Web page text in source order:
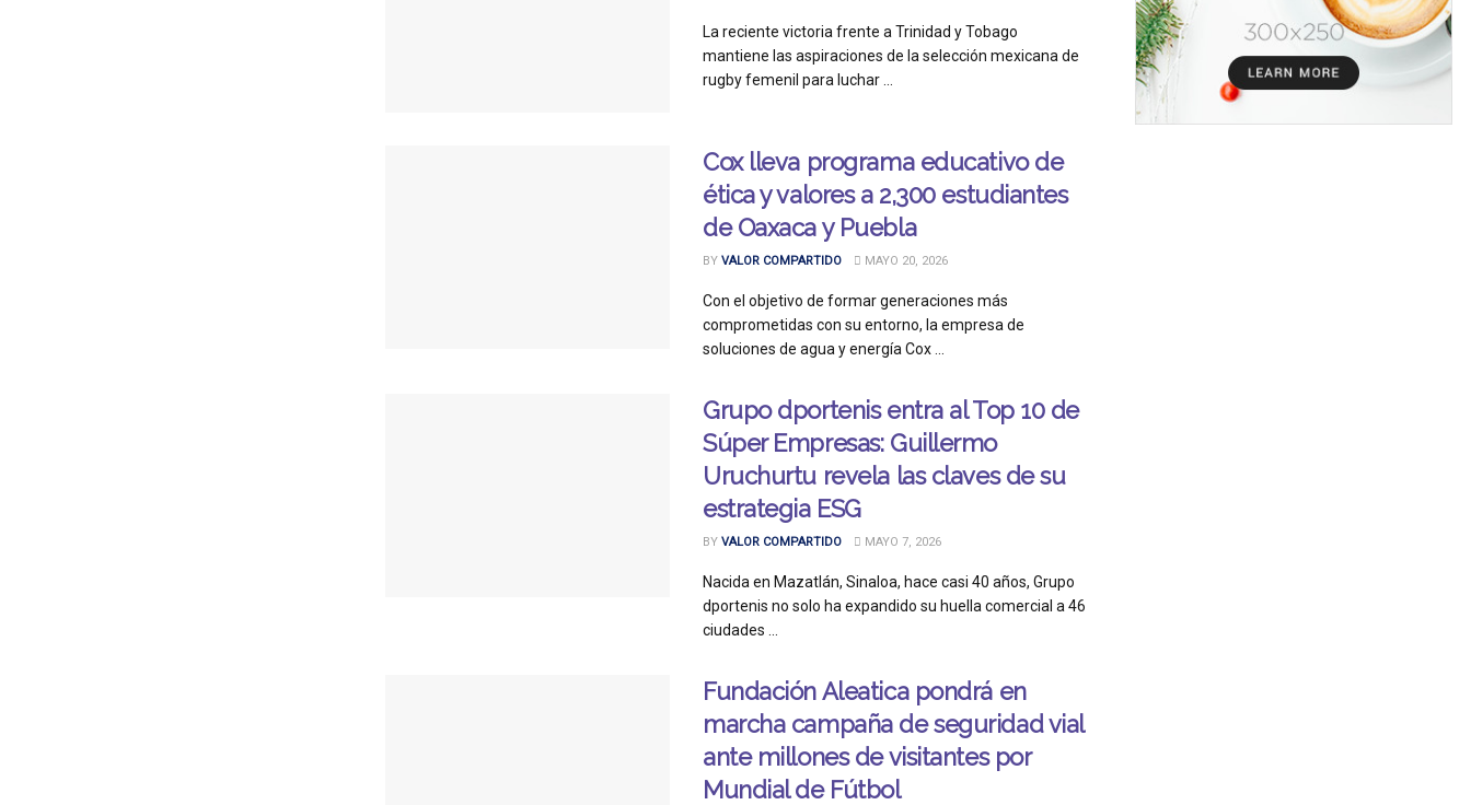
La reciente victoria frente a Trinidad y Tobago
mantiene las aspiraciones de la selección mexicana de
rugby femenil para luchar ...
Cox lleva programa educativo de
ética y valores a 2,300 estudiantes
de Oaxaca y Puebla
BY VALOR COMPARTIDO MAYO 20, 2026
Con el objetivo de formar generaciones más
comprometidas con su entorno, la empresa de
soluciones de agua y energía Cox ...
Grupo dportenis entra al Top 10 de
Súper Empresas: Guillermo
Uruchurtu revela las claves de su
estrategia ESG
BY VALOR COMPARTIDO MAYO 7, 2026
Nacida en Mazatlán, Sinaloa, hace casi 40 años, Grupo
dportenis no solo ha expandido su huella comercial a 46
ciudades ...
Fundación Aleatica pondrá en
marcha campaña de seguridad vial
ante millones de visitantes por
Mundial de Fútbol